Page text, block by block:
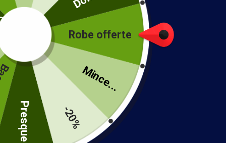
Robe Bohème Colorée – Césarine
67.99
Taille
Robe offerte
Mince...
-20%
Presque